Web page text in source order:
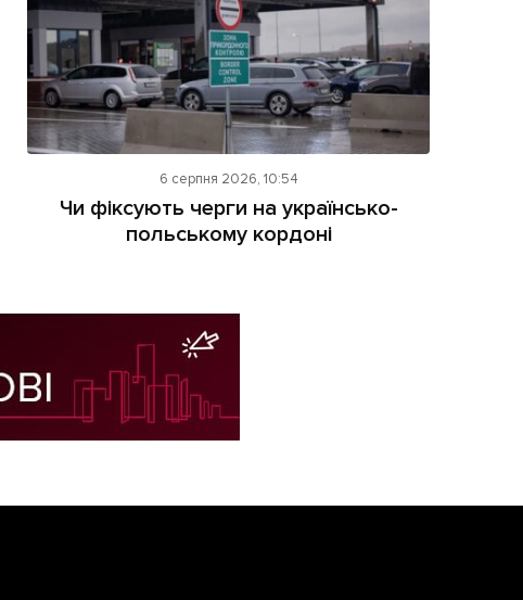
6 серпня 2026, 10:54
Чи фіксують черги на українсько-
польському кордоні